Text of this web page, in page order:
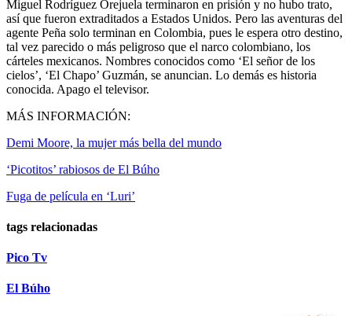
Miguel Rodríguez Orejuela terminaron en prisión y no hubo trato,
así que fueron extraditados a Estados Unidos. Pero las aventuras del
agente Peña solo terminan en Colombia, pues le espera otro destino,
tal vez parecido o más peligroso que el narco colombiano, los
cárteles mexicanos. Nombres conocidos como ‘El señor de los
cielos’, ‘El Chapo’ Guzmán, se anuncian. Lo demás es historia
conocida. Apago el televisor.
MÁS INFORMACIÓN:
Demi Moore, la mujer más bella del mundo
‘Picotitos’ rabiosos de El Búho
Fuga de película en ‘Luri’
tags relacionadas
Pico Tv
El Búho